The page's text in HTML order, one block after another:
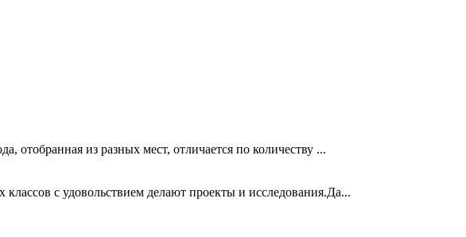
отобранная из разных мест, отличается по количеству ...
с удовольствием делают проекты и исследования.Да...